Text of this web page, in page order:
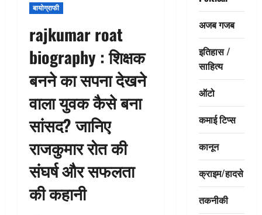
बायोग्राफी
rajkumar roat
biography : शिक्षक
बनने का सपना देखने
वाला युवक कैसे बना
सांसद? जानिए
राजकुमार रोत की
संघर्ष और सफलता
की कहानी
अजब गजब
इतिहास /
साहित्य
ऑटो
कमाई टिप्स
कानून
क्राइम/हादसे
तकनीकी